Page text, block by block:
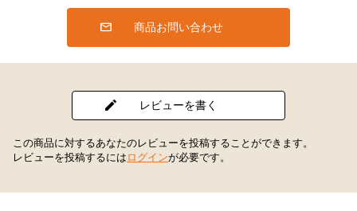
商品お問い合わせ
レビューを書く
この商品に対するあなたのレビューを投稿することができます。
レビューを投稿するには ログインが必要です。